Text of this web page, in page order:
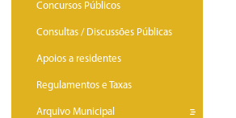
Concursos Públicos
Consultas / Discussões Públicas
Apoios a residentes
Regulamentos e Taxas
Arquivo Municipal